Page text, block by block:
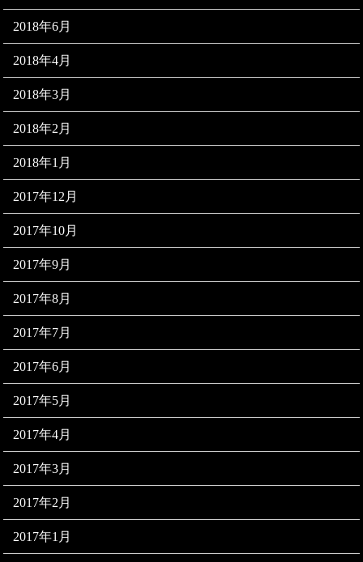
2018年6月
2018年4月
2018年3月
2018年2月
2018年1月
2017年12月
2017年10月
2017年9月
2017年8月
2017年7月
2017年6月
2017年5月
2017年4月
2017年3月
2017年2月
2017年1月